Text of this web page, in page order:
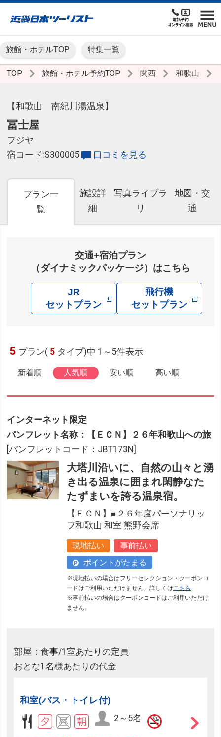
旅館・ホテルTOP 特集一覧
TOP 旅館・ホテル予約TOP 関西 和歌山
【和歌山 南紀川湯温泉】
冨士屋
フジヤ
宿コード:S300005
口コミを見る
プラン一
覧
施設詳
細
写真ライブラ
リ
地図・交
通
交通+宿泊プラン
（ダイナミックパッケージ）はこちら
JR
セットプラン
飛行機
セットプラン
5 プラン( 5 タイプ)中 1～5件表示
新着順 人気順 安い順 高い順
インターネット限定
パンフレット名称：【ＥＣＮ】２６年和歌山への旅
[パンフレットコード：JBT173N]
大塔川沿いに、自然の山々と湧
き出る温泉に囲まれ閑静なた
たずまいを誇る温泉宿。
【ＥＣＮ】■２６年度パーソナリッ
プ和歌山 和室 熊野会席
現地払い
事前払い
ポイントがたまる
※現地払いの場合はフリーセレクション・クーポンコ
ードはご利用いただけません。詳しくはこちら
※事前払いの場合はクーポンコードはご利用いただけ
ません。
部屋：食事/1室あたりの定員
おとな1名様あたりの代金
和室(バス・トイレ付)
2～5名